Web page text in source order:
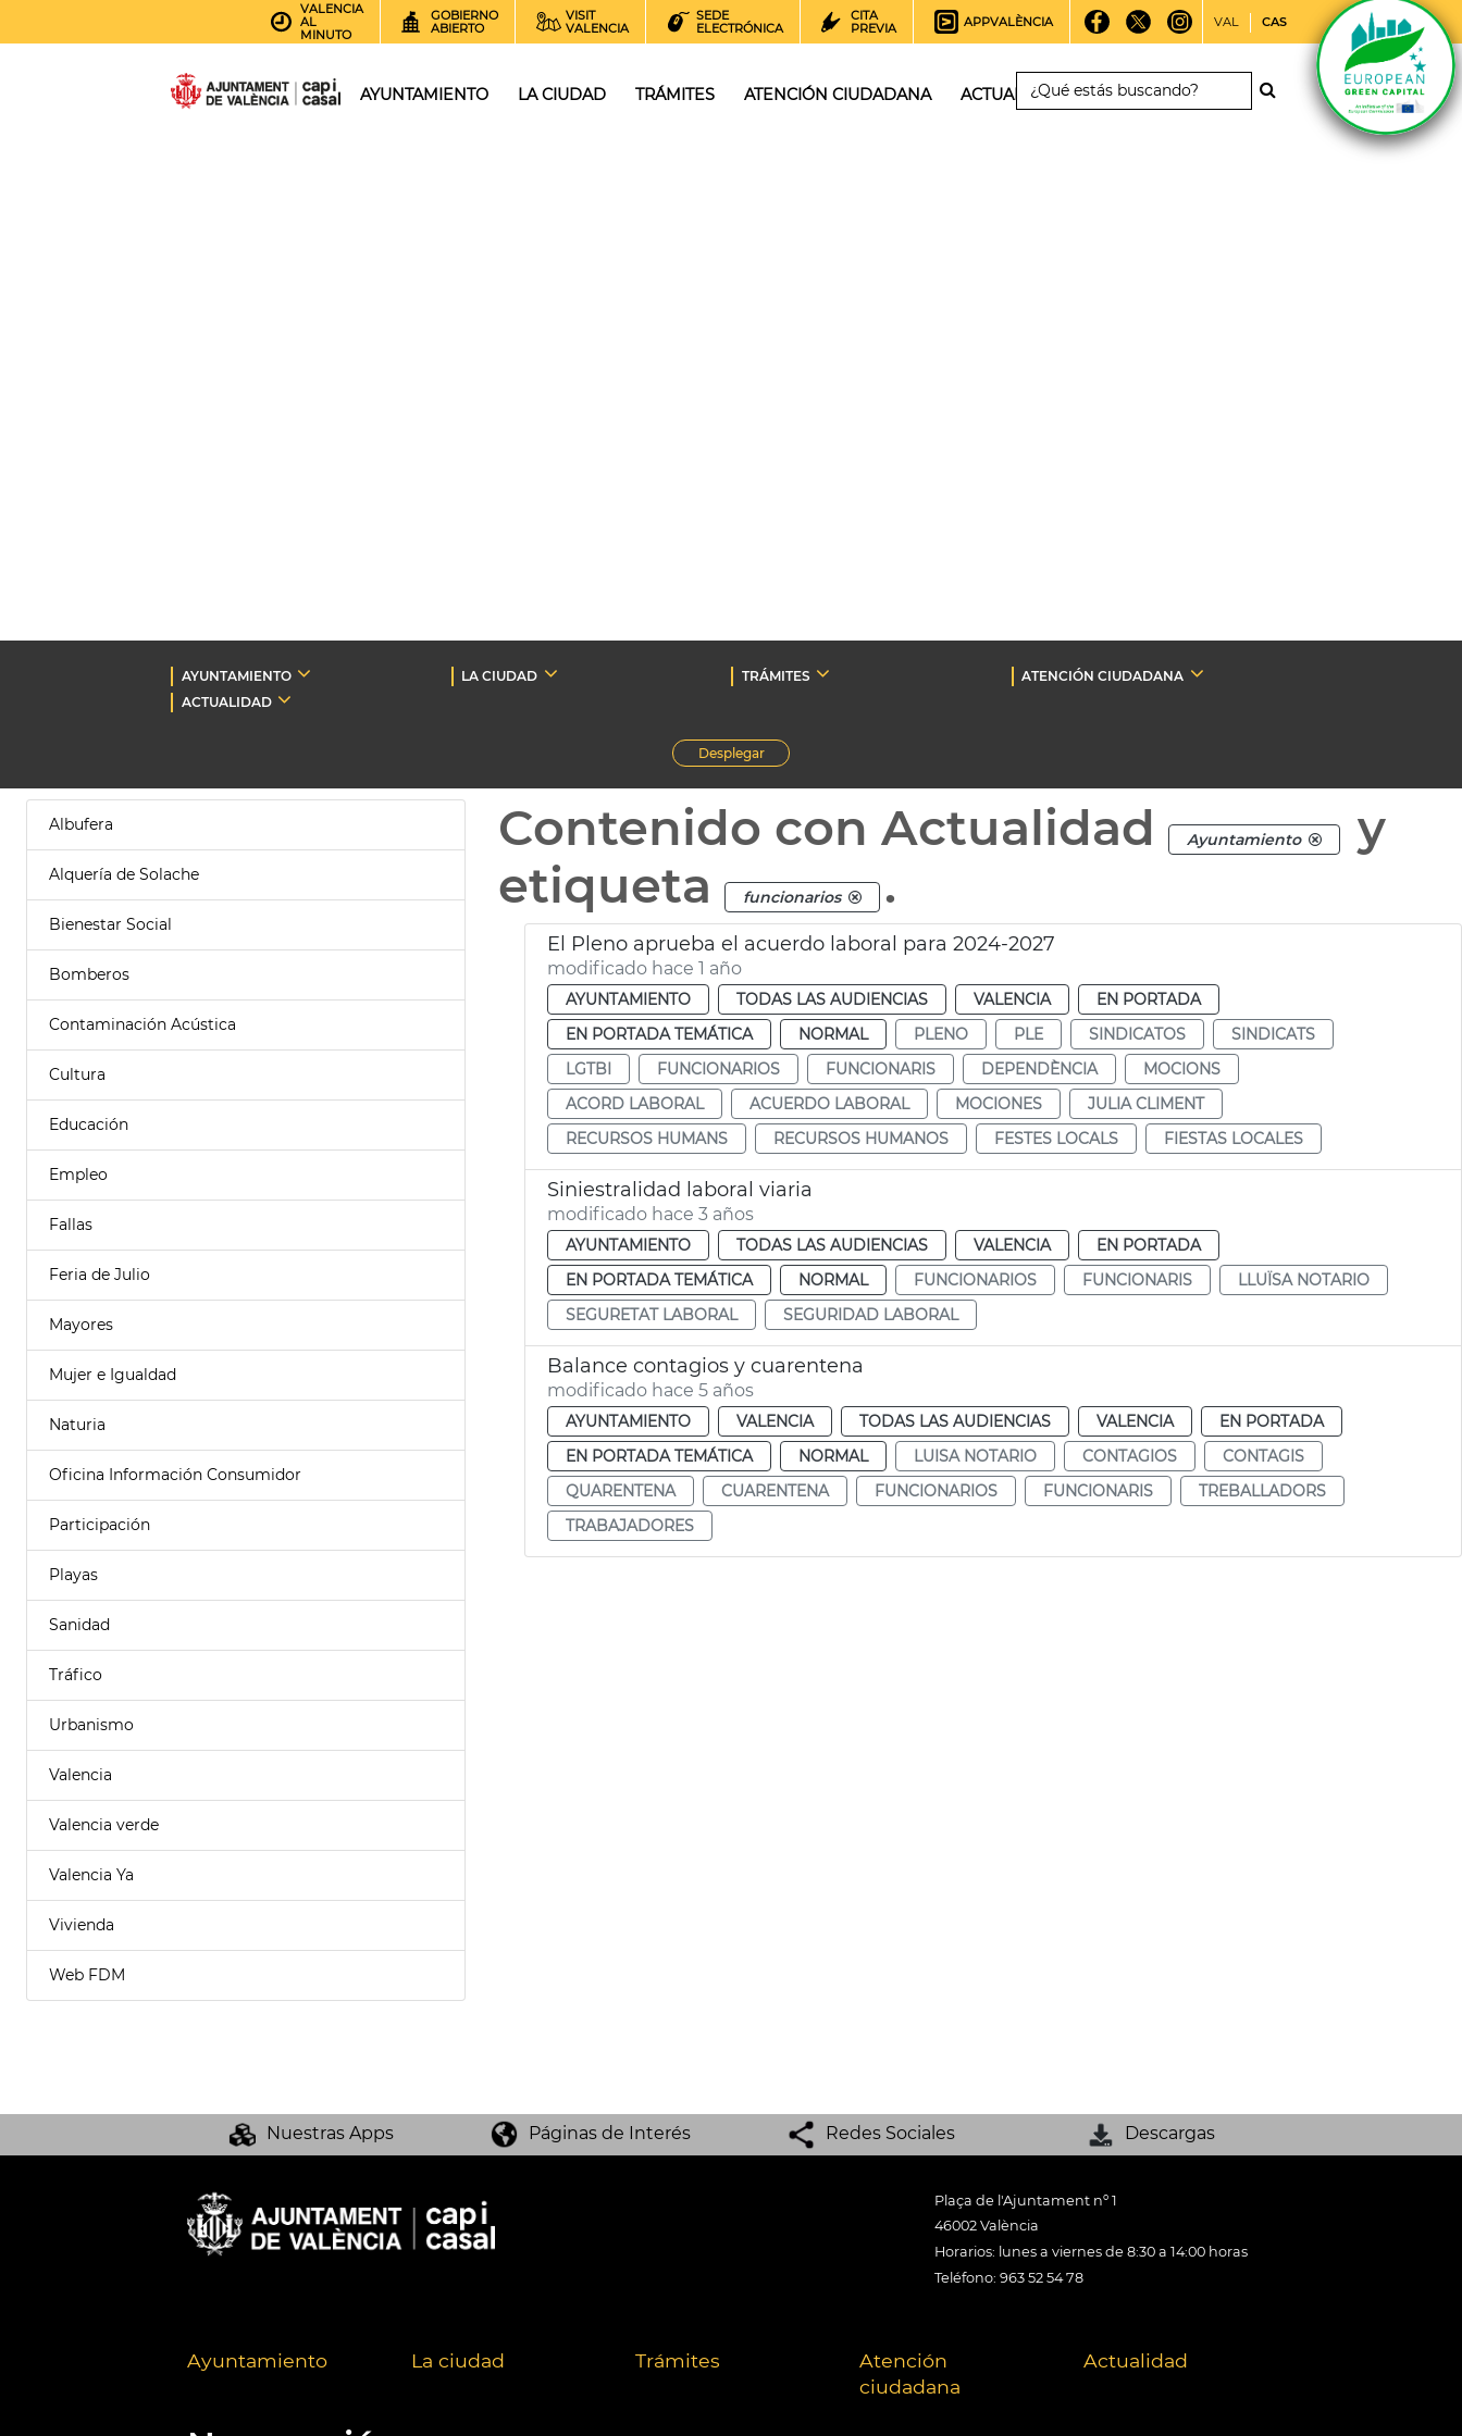
VALENCIA
AL
MINUTO
GOBIERNO
ABIERTO
VISIT
VALENCIA
SEDE
ELECTRÓNICA
CITA
PREVIA
APPVALÈNCIA VAL CAS
AYUNTAMIENTO LA CIUDAD TRÁMITES ATENCIÓN CIUDADANA ACTUALIDAD
AYUNTAMIENTO LA CIUDAD TRÁMITES
ATENCIÓN CIUDADANA
ACTUALIDAD
Desplegar
Albufera
Alquería de Solache
Bienestar Social
Bomberos
Contaminación Acústica
Cultura
Educación
Empleo
Fallas
Feria de Julio
Mayores
Mujer e Igualdad
Naturia
Oficina Información Consumidor
Participación
Playas
Sanidad
Tráfico
Urbanismo
Valencia
Valencia verde
Valencia Ya
Vivienda
Web FDM
Contenido con Actualidad Ayuntamiento
y
etiqueta
funcionarios .
El Pleno aprueba el acuerdo laboral para 2024-2027
modificado hace 1 año
AYUNTAMIENTO TODAS LAS AUDIENCIAS VALENCIA
EN PORTADA
EN PORTADA TEMÁTICA
NORMAL PLENO PLE SINDICATOS
SINDICATS
LGTBI
FUNCIONARIOS FUNCIONARIS DEPENDÈNCIA
MOCIONS
ACORD LABORAL
ACUERDO LABORAL MOCIONES
JULIA CLIMENT
RECURSOS HUMANS
RECURSOS HUMANOS FESTES LOCALS FIESTAS LOCALES
Siniestralidad laboral viaria
modificado hace 3 años
AYUNTAMIENTO TODAS LAS AUDIENCIAS VALENCIA
EN PORTADA
EN PORTADA TEMÁTICA
NORMAL FUNCIONARIOS FUNCIONARIS
LLUÏSA NOTARIO
SEGURETAT LABORAL
SEGURIDAD LABORAL
Balance contagios y cuarentena
modificado hace 5 años
AYUNTAMIENTO VALENCIA TODAS LAS AUDIENCIAS VALENCIA
EN PORTADA
EN PORTADA TEMÁTICA
NORMAL LUISA NOTARIO CONTAGIOS
CONTAGIS
QUARENTENA
CUARENTENA FUNCIONARIOS FUNCIONARIS
TREBALLADORS
TRABAJADORES
Nuestras Apps Páginas de Interés Redes Sociales Descargas
Plaça de l'Ajuntament nº 1
46002 València
Horarios: lunes a viernes de 8:30 a 14:00 horas
Teléfono: 963 52 54 78
Ayuntamiento La ciudad Trámites
Atención
ciudadana
Actualidad